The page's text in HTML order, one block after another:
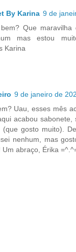
By Karina 9 de
Que maravilha
mas estou
Karina
9 de janeiro de
Uau, esses mês
acabou
(que gosto muito).
nenhum, mas
Um abraço, Érika